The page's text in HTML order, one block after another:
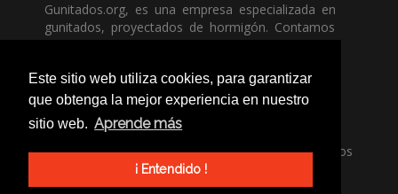
Este sitio web utiliza cookies, para garantizar
que obtenga la mejor experiencia en nuestro
sitio web. Aprende más
¡ Entendido !
Gunitados.org, es una empresa especializada en
gunitados, proyectados de hormigón. Contamos
con todos los medios humanos y técnicos, para
competencia.
Si necesita una empresa de gunitados, no dude
en llamarnos, nuestros técnicos estran encantados
de poder ayudarle, ya sea usted particular o
profesional.